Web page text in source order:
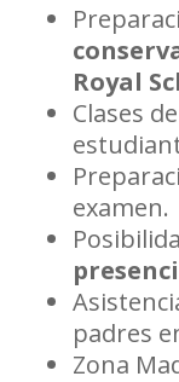
Royal
Clases
examen.
padres
Zona